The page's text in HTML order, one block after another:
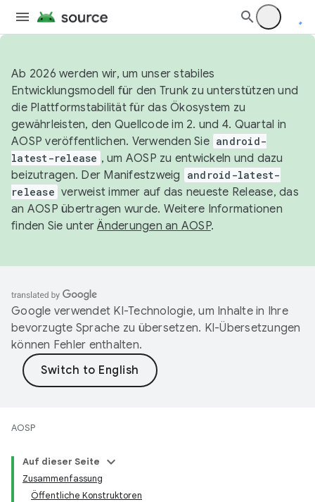
Ab 2026 werden wir, um unser stabiles
Entwicklungsmodell für den Trunk zu unterstützen und
die Plattformstabilität für das Ökosystem zu
gewährleisten, den Quellcode im 2. und 4. Quartal in
AOSP veröffentlichen. Verwenden Sie android-
latest-release , um AOSP zu entwickeln und dazu
beizutragen. Der Manifestzweig
android-latest-
release verweist immer auf das neueste Release, das
an AOSP übertragen wurde. Weitere Informationen
finden Sie unterÄnderungen an AOSP.
Google verwendet KI-Technologie, um Inhalte in Ihre
bevorzugte Sprache zu übersetzen. KI-Übersetzungen
können Fehler enthalten.
AOSP
Auf dieser Seite
Zusammenfassung
Öffentliche Konstruktoren